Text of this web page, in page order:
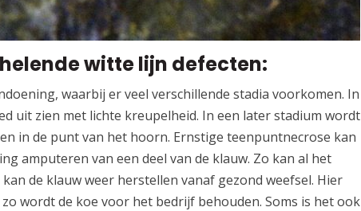
witte lijn defecten:
waarbij er veel verschillende stadia voorkomen. In
uit zien met lichte kreupelheid. In een later stadium wordt
in de punt van het hoorn. Ernstige teenpuntnecrose kan
amputeren van een deel van de klauw. Zo kan al het
de klauw weer herstellen vanaf gezond weefsel. Hier
wordt de koe voor het bedrijf behouden. Soms is het ook